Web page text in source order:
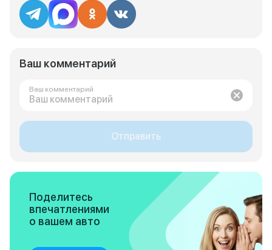
Ваш комментарий
Ваш комментарий
Отправить
Поделитесь
впечатлениями
о вашем авто